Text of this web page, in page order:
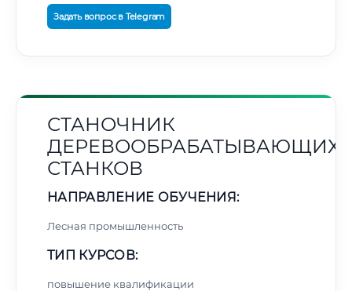
Задать вопрос в Telegram
СТАНОЧНИК
ДЕРЕВООБРАБАТЫВАЮЩИХ
СТАНКОВ
НАПРАВЛЕНИЕ ОБУЧЕНИЯ:
Лесная промышленность
ТИП КУРСОВ:
повышение квалификации